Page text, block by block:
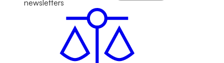
newsletters